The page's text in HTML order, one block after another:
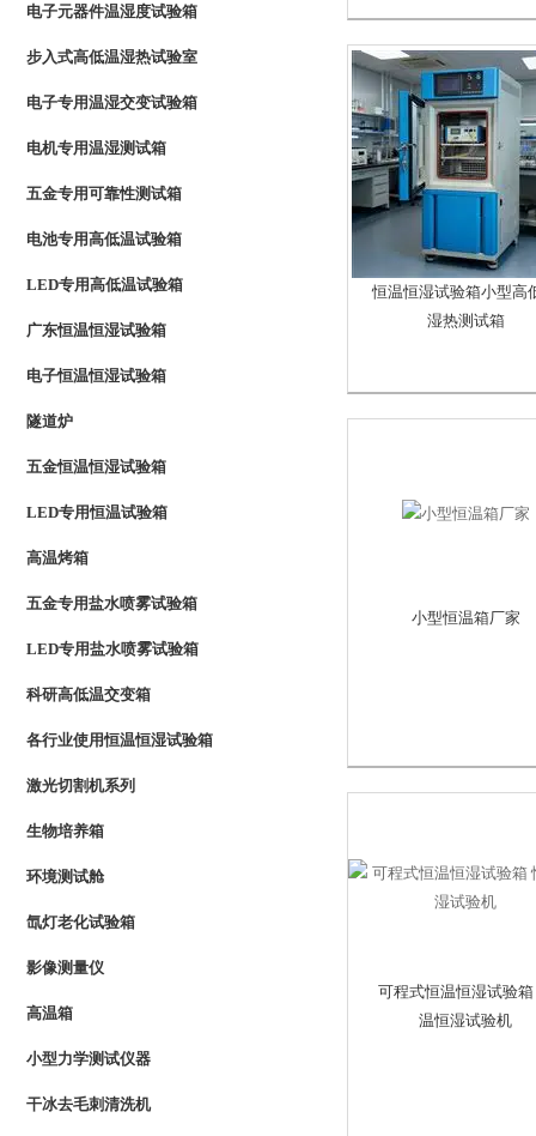
电子元器件温湿度试验箱
步入式高低温湿热试验室
电子专用温湿交变试验箱
电机专用温湿测试箱
五金专用可靠性测试箱
电池专用高低温试验箱
LED专用高低温试验箱
广东恒温恒湿试验箱
电子恒温恒湿试验箱
隧道炉
五金恒温恒湿试验箱
LED专用恒温试验箱
高温烤箱
五金专用盐水喷雾试验箱
LED专用盐水喷雾试验箱
科研高低温交变箱
各行业使用恒温恒湿试验箱
激光切割机系列
生物培养箱
环境测试舱
氙灯老化试验箱
影像测量仪
高温箱
小型力学测试仪器
干冰去毛刺清洗机
恒温恒湿试验箱小型高
湿热测试箱
小型恒温箱厂家
可程式恒温恒湿试验箱
温恒湿试验机